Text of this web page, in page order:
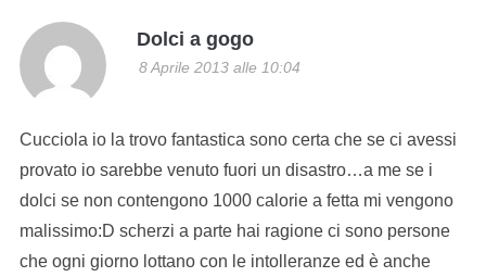
Dolci a gogo
8 Aprile 2013 alle 10:04
Cucciola io la trovo fantastica sono certa che se ci avessi
provato io sarebbe venuto fuori un disastro…a me se i
dolci se non contengono 1000 calorie a fetta mi vengono
malissimo:D scherzi a parte hai ragione ci sono persone
che ogni giorno lottano con le intolleranze ed è anche